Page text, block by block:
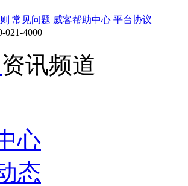
常见问题 威客帮助中心 平台协议
021-4000
资讯频道
心
态